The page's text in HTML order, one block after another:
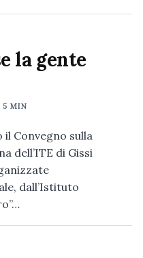
la gente
5 MIN
Convegno sulla
dell’ITE di Gissi
dall’Istituto